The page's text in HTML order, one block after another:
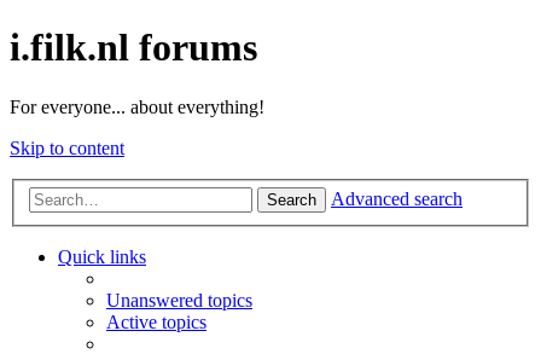
i.filk.nl forums
For everyone... about everything!
Skip to content
Search Advanced search
Quick links
Unanswered topics
Active topics